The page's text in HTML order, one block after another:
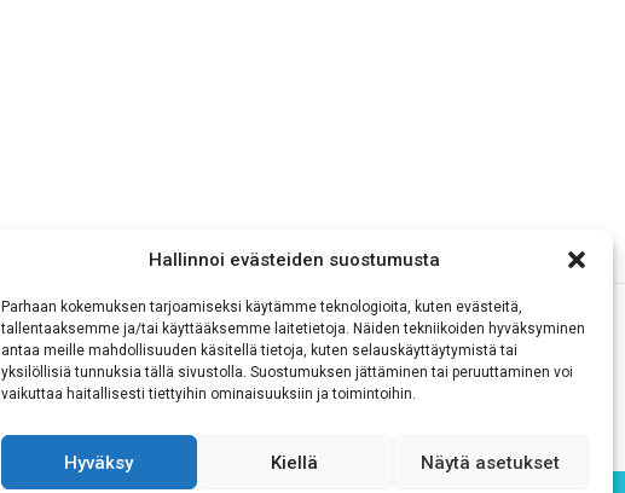
Hallinnoi evästeiden suostumusta
Parhaan kokemuksen tarjoamiseksi käytämme teknologioita, kuten evästeitä,
tallentaaksemme ja/tai käyttääksemme laitetietoja. Näiden tekniikoiden hyväksyminen
antaa meille mahdollisuuden käsitellä tietoja, kuten selauskäyttäytymistä tai
yksilöllisiä tunnuksia tällä sivustolla. Suostumuksen jättäminen tai peruuttaminen voi
vaikuttaa haitallisesti tiettyihin ominaisuuksiin ja toimintoihin.
Hyväksy Kiellä Näytä asetukset